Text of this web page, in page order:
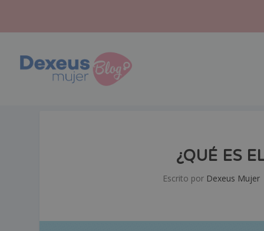
¿QUÉ ES
Escrito por Dexeus Mujer